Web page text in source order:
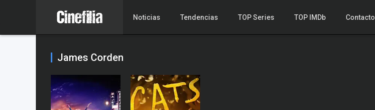
Noticias Tendencias TOP Series TOP IMDb Contacto
James Corden